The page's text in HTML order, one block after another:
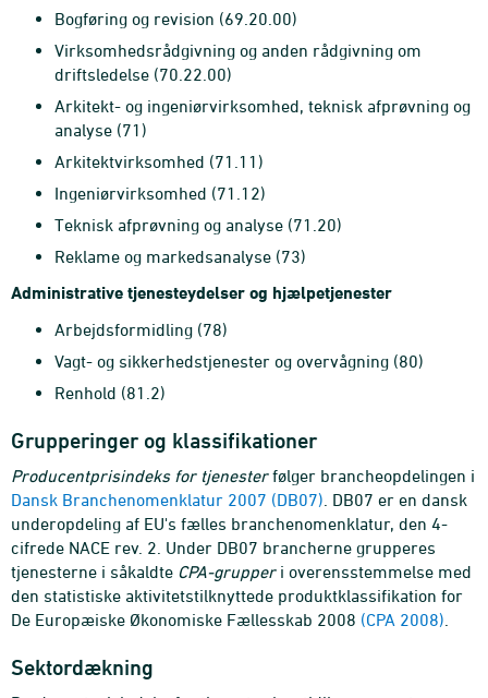
Bogføring og revision (69.20.00)
Virksomhedsrådgivning og anden rådgivning om
driftsledelse (70.22.00)
Arkitekt- og ingeniørvirksomhed, teknisk afprøvning og
analyse (71)
Arkitektvirksomhed (71.11)
Ingeniørvirksomhed (71.12)
Teknisk afprøvning og analyse (71.20)
Reklame og markedsanalyse (73)
Administrative tjenesteydelser og hjælpetjenester
Arbejdsformidling (78)
Vagt- og sikkerhedstjenester og overvågning (80)
Renhold (81.2)
Grupperinger og klassifikationer
Producentprisindeks for tjenesterfølger brancheopdelingen i
Dansk Branchenomenklatur 2007 (DB07) . DB07 er en dansk
underopdeling af EU's fælles branchenomenklatur, den 4-
cifrede NACE rev. 2. Under DB07 brancherne grupperes
tjenesterne i såkaldte CPA-grupperi overensstemmelse med
den statistiske aktivitetstilknyttede produktklassifikation for
De Europæiske Økonomiske Fællesskab 2008 (CPA 2008)
Sektordækning